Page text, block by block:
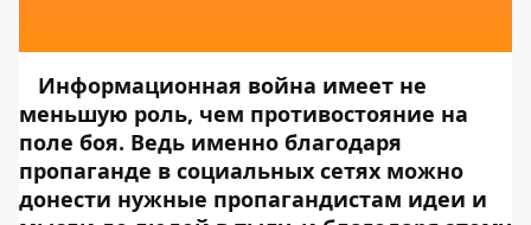
Информационная война имеет не
меньшую роль, чем противостояние на
поле боя. Ведь именно благодаря
пропаганде в социальных сетях можно
донести нужные пропагандистам идеи и